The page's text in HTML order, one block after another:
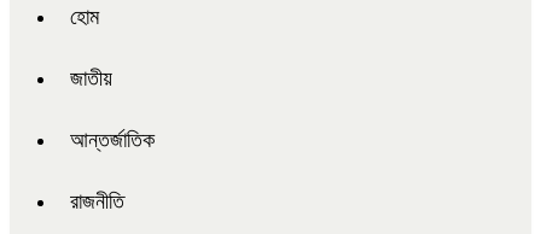
হোম
জাতীয়
আন্তর্জাতিক
রাজনীতি